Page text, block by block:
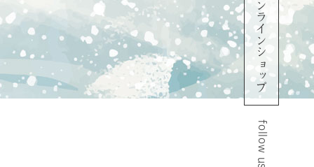
オンラインショップ
follow us